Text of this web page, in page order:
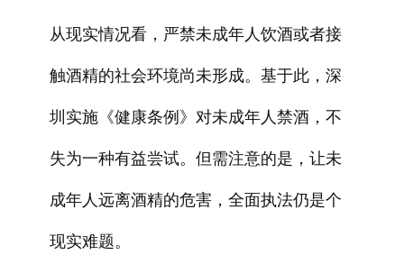
从现实情况看，严禁未成年人饮酒或者接
触酒精的社会环境尚未形成。基于此，深
圳实施《健康条例》对未成年人禁酒，不
失为一种有益尝试。但需注意的是，让未
成年人远离酒精的危害，全面执法仍是个
现实难题。